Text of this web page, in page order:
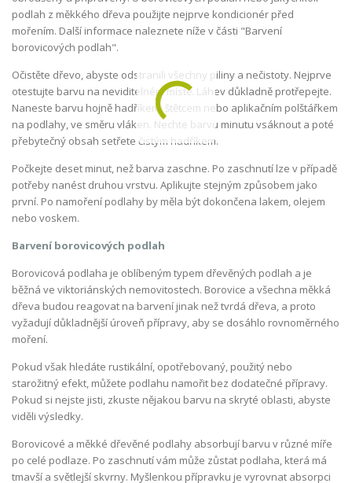
podlah z měkkého dřeva použijte nejprve kondicionér před
mořením. Další informace naleznete níže v části "Barvení
borovicových podlah".
Očistěte dřevo, abyste odstranili všechny piliny a nečistoty. Nejprve
otestujte barvu na neviditelném místě. Láhev důkladně protřepejte.
Naneste barvu hojně hadříkem, štětcem nebo aplikačním polštářkem
na podlahy, ve směru vláken. Nechte barvu minutu vsáknout a poté
přebytečný obsah setřete čistým hadříkem.
Počkejte deset minut, než barva zaschne. Po zaschnutí lze v případě
potřeby nanést druhou vrstvu. Aplikujte stejným způsobem jako
první. Po namoření podlahy by měla být dokončena lakem, olejem
nebo voskem.
Barvení borovicových podlah
Borovicová podlaha je oblíbeným typem dřevěných podlah a je
běžná ve viktoriánských nemovitostech. Borovice a všechna měkká
dřeva budou reagovat na barvení jinak než tvrdá dřeva, a proto
vyžadují důkladnější úroveň přípravy, aby se dosáhlo rovnoměrného
moření.
Pokud však hledáte rustikální, opotřebovaný, použitý nebo
starožitný efekt, můžete podlahu namořit bez dodatečné přípravy.
Pokud si nejste jisti, zkuste nějakou barvu na skryté oblasti, abyste
viděli výsledky.
Borovicové a měkké dřevěné podlahy absorbují barvu v různé míře
po celé podlaze. Po zaschnutí vám může zůstat podlaha, která má
tmavší a světlejší skvrny. Myšlenkou přípravku je vyrovnat absorpci